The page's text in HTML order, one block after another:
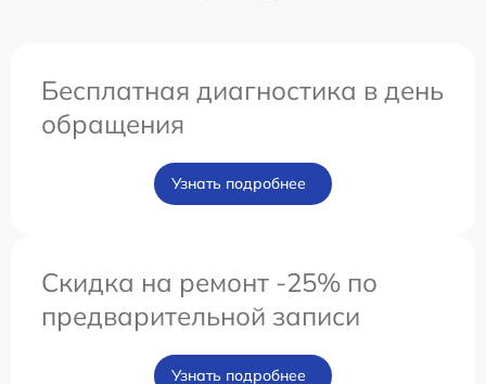
Бесплатная диагностика в день
обращения
Узнать подробнее
Скидка на ремонт -25% по
предварительной записи
Узнать подробнее